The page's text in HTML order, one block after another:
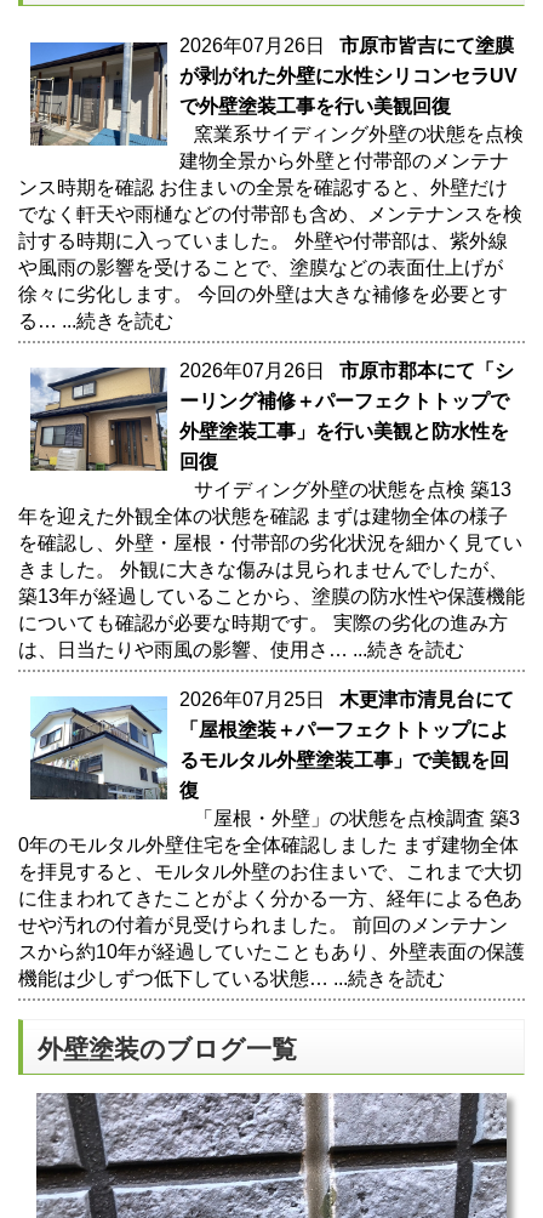
2026年07月26日 市原市皆吉にて塗膜
が剥がれた外壁に水性シリコンセラUV
で外壁塗装工事を行い美観回復
窯業系サイディング外壁の状態を点検
建物全景から外壁と付帯部のメンテナ
ンス時期を確認 お住まいの全景を確認すると、外壁だけ
でなく軒天や雨樋などの付帯部も含め、メンテナンスを検
討する時期に入っていました。 外壁や付帯部は、紫外線
や風雨の影響を受けることで、塗膜などの表面仕上げが
徐々に劣化します。 今回の外壁は大きな補修を必要とす
る… ...続きを読む
2026年07月26日 市原市郡本にて「シ
ーリング補修＋パーフェクトトップで
外壁塗装工事」を行い美観と防水性を
回復
サイディング外壁の状態を点検 築13
年を迎えた外観全体の状態を確認 まずは建物全体の様子
を確認し、外壁・屋根・付帯部の劣化状況を細かく見てい
きました。 外観に大きな傷みは見られませんでしたが、
築13年が経過していることから、塗膜の防水性や保護機能
についても確認が必要な時期です。 実際の劣化の進み方
は、日当たりや雨風の影響、使用さ… ...続きを読む
2026年07月25日 木更津市清見台にて
「屋根塗装＋パーフェクトトップによ
るモルタル外壁塗装工事」で美観を回
復
「屋根・外壁」の状態を点検調査 築3
0年のモルタル外壁住宅を全体確認しました まず建物全体
を拝見すると、モルタル外壁のお住まいで、これまで大切
に住まわれてきたことがよく分かる一方、経年による色あ
せや汚れの付着が見受けられました。 前回のメンテナン
スから約10年が経過していたこともあり、外壁表面の保護
機能は少しずつ低下している状態… ...続きを読む
外壁塗装のブログ一覧